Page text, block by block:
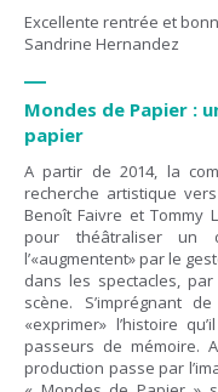
Excellente rentrée et
Sandrine Hernandez
—
Mondes de Papier :
papier
A partir de 2014, la
recherche artistique
Benoît Faivre et Tommy
pour théâtraliser un
l’«augmentent» par le
dans les spectacles,
scène. S’imprégnant
«exprimer» l’histoire
passeurs de mémoire.
production passe par